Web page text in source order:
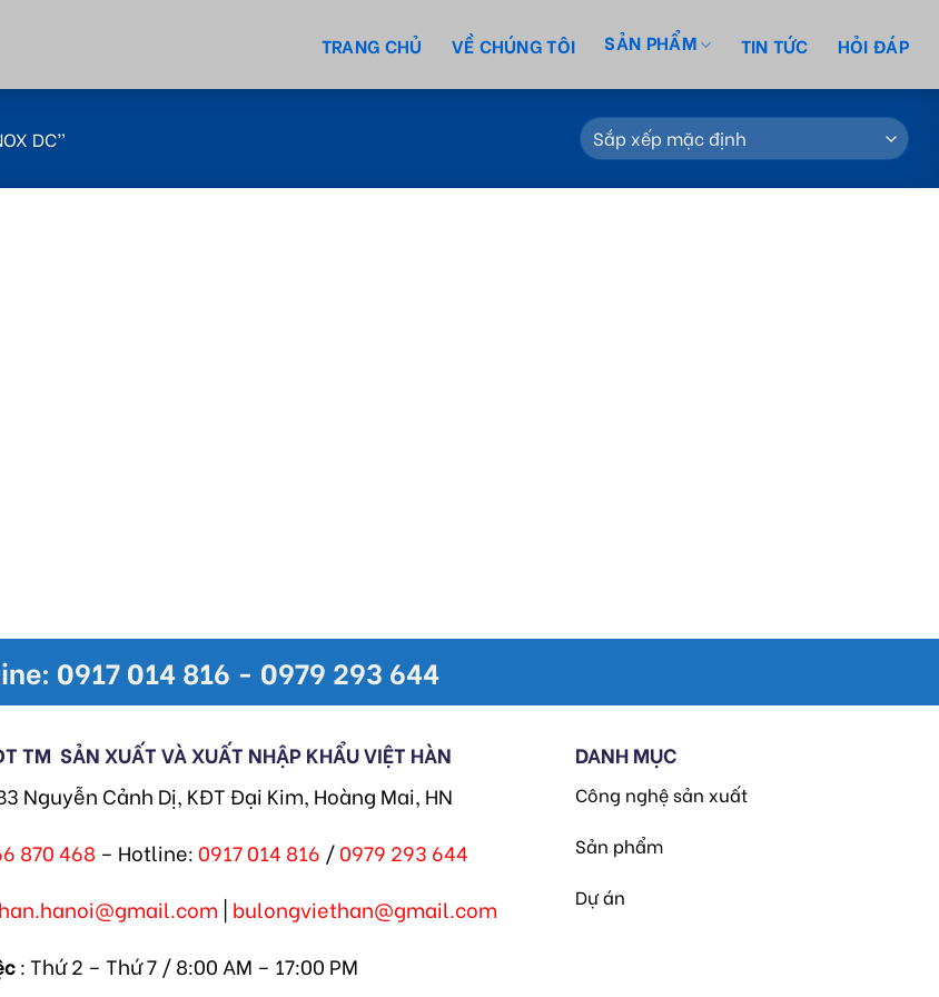
TRANG CHỦ VỀ CHÚNG TÔI SẢN PHẨM TIN TỨC HỎI ĐÁP
DC”
0917 014 816 - 0979 293 644
TM SẢN XUẤT VÀ XUẤT NHẬP KHẨU VIỆT HÀN
Nguyễn Cảnh Dị, KĐT Đại Kim, Hoàng Mai, HN
870 468 – Hotline: 0917 014 816 /0979 293 644
| bulongviethan@gmail.com
: Thứ 2 – Thứ 7 / 8:00 AM – 17:00 PM
DANH MỤC
Công nghệ sản xuất
Sản phẩm
Dự án